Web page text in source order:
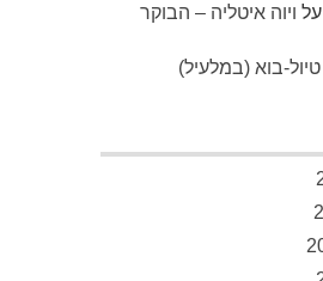
על ויוה איטליה – הבוקר
טיול-בוא (במלעיל)